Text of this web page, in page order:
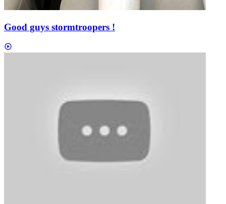
Good guys stormtroopers !